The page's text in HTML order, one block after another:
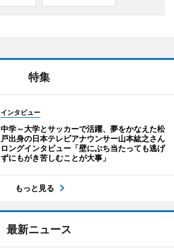
特集
インタビュー
中学～大学とサッカーで活躍、夢をかなえた松
戸出身の日本テレビアナウンサー山本紘之さん
ロングインタビュー「壁にぶち当たっても逃げ
ずにもがき苦しむことが大事」
もっと見る
最新ニュース